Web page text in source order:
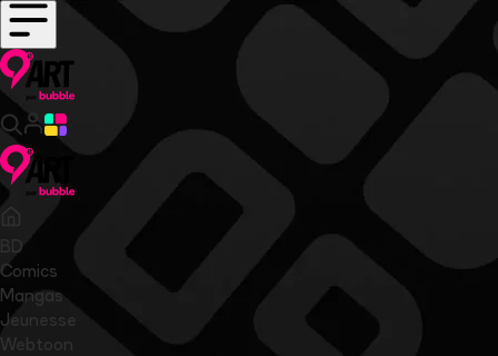
BD
Comics
Mangas
Jeunesse
Webtoon